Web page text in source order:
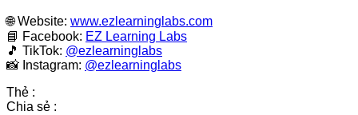
🌐 Website: www.ezlearninglabs.com
📘 Facebook: EZ Learning Labs
🎵 TikTok: @ezlearninglabs
📸 Instagram: @ezlearninglabs
Thẻ :
Chia sẻ :